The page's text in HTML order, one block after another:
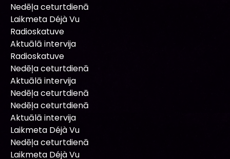
Nedēļa ceturtdienā
Laikmeta Déjà Vu
Radioskatuve
Aktuālā intervija
Radioskatuve
Nedēļa ceturtdienā
Aktuālā intervija
Nedēļa ceturtdienā
Nedēļa ceturtdienā
Aktuālā intervija
Laikmeta Déjà Vu
Nedēļa ceturtdienā
Laikmeta Déjà Vu